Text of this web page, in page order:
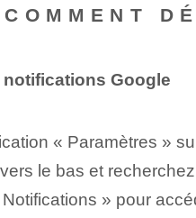
Google
« Paramètres »
le bas et
» pour